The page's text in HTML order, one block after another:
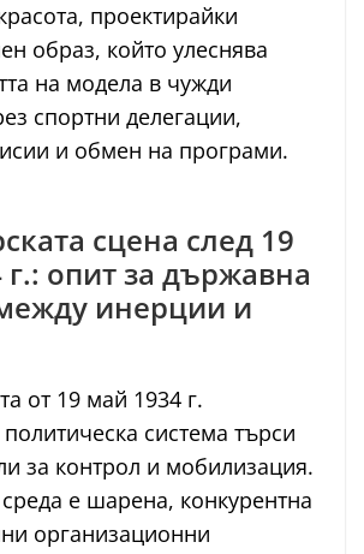
проектирайки
образ, който улеснява
на модела в чужди
спортни делегации,
и обмен на програми.
сцена след 19
опит за държавна
инерции и
от 19 май 1934 г.
система търси
за контрол и мобилизация.
е шарена, конкурентна
организационни